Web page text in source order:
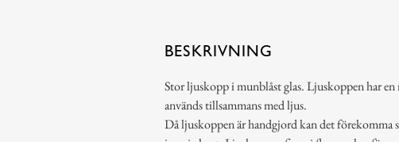
BESKRIVNING
Stor ljuskopp i munblåst glas. Ljuskoppen har
används tillsammans med ljus.
Då ljuskoppen är handgjord kan det